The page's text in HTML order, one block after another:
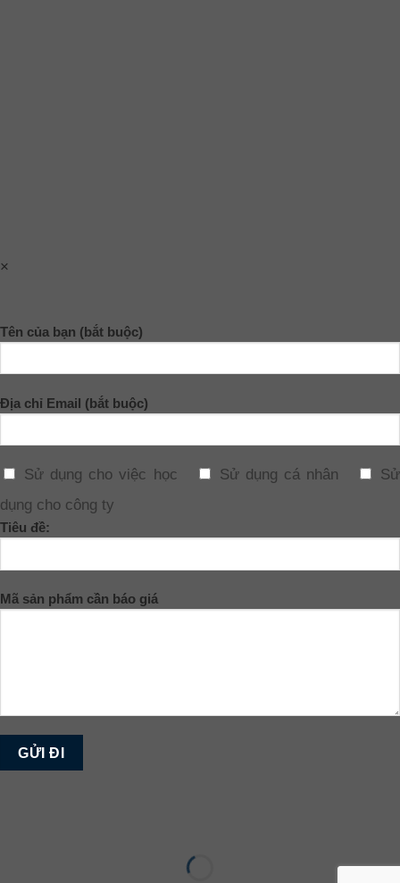
×
Tên của bạn (bắt buộc)
Địa chỉ Email (bắt buộc)
Sử dụng cho việc học Sử dụng cá nhân
Sử
dụng cho công ty
Tiêu đề:
Mã sản phẩm cần báo giá